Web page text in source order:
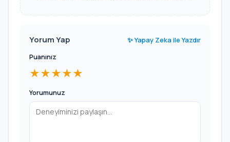
Yorum Yap ✨ Yapay Zeka ile Yazdır
Puanınız
★★★★★
Yorumunuz